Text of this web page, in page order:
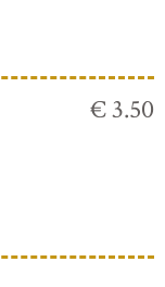
€ 3.50